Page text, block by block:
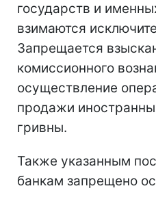
государств и
взимаются
Запрещается
комиссионного
осуществление
продажи
гривны.
Также указанным
банкам запрещено